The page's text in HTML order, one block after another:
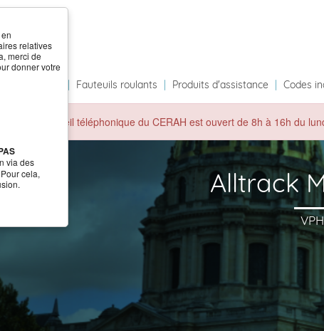
Fauteuils roulants Produits d'assistance Codes
l'accueil téléphonique du CERAH est ouvert de 8h à 16h du
Alltrack
VPH
relatives
merci de
donner votre
via des
cela,